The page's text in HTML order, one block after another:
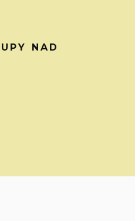
NAD